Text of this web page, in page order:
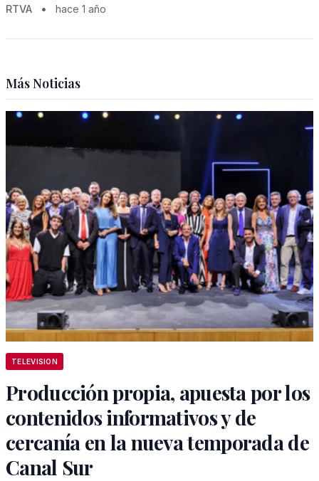
RTVA • hace 1 año
Más Noticias
TELEVISION
Producción propia, apuesta por los
contenidos informativos y de
cercanía en la nueva temporada de
Canal Sur